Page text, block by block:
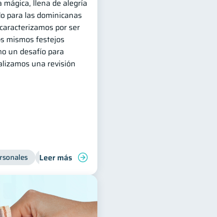
mágica, llena de alegría
para las dominicanas
por ser
mismos festejos
un desafío para
una revisión
Educación financiera
Leer más